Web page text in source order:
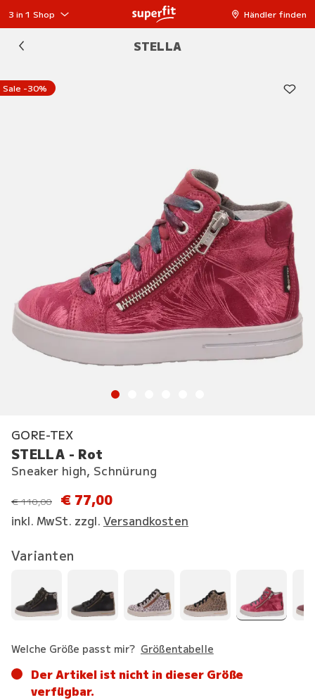
3 in 1 Shop Händler finden
STELLA
Sale -30%
GORE-TEX
STELLA - Rot
Sneaker high, Schnürung
statt
€ 110,00 € 77,00
inkl. MwSt. zzgl. Versandkosten
Varianten
Welche Größe passt mir? Größentabelle
Der Artikel ist nicht in dieser Größe
verfügbar.